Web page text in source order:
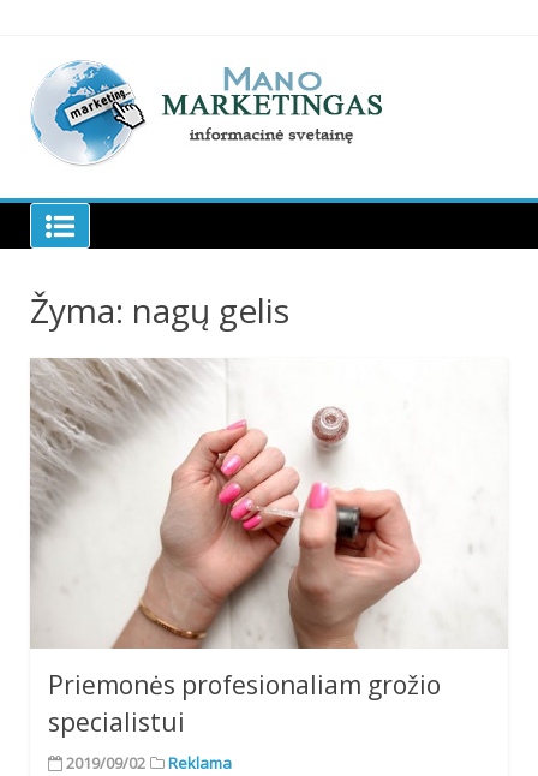
content
Manomarketingas.lt
Žyma: nagų gelis
Priemonės profesionaliam grožio
specialistui
2019/09/02 Reklama